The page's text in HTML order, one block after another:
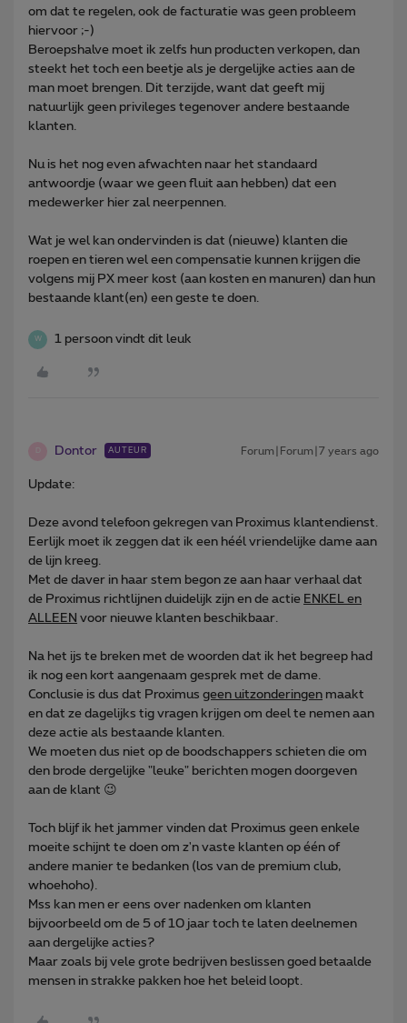
om dat te regelen, ook de facturatie was geen probleem
hiervoor ;-)
Beroepshalve moet ik zelfs hun producten verkopen, dan
steekt het toch een beetje als je dergelijke acties aan de
man moet brengen. Dit terzijde, want dat geeft mij
natuurlijk geen privileges tegenover andere bestaande
klanten.
Nu is het nog even afwachten naar het standaard
antwoordje (waar we geen fluit aan hebben) dat een
medewerker hier zal neerpennen.
Wat je wel kan ondervinden is dat (nieuwe) klanten die
roepen en tieren wel een compensatie kunnen krijgen die
volgens mij PX meer kost (aan kosten en manuren) dan hun
bestaande klant(en) een geste te doen.
W 1 persoon vindt dit leuk
Dontor AUTEUR Forum|Forum|7 years ago
Update:
Deze avond telefoon gekregen van Proximus klantendienst.
Eerlijk moet ik zeggen dat ik een héél vriendelijke dame aan
de lijn kreeg.
Met de daver in haar stem begon ze aan haar verhaal dat
de Proximus richtlijnen duidelijk zijn en de actie ENKEL en
ALLEEN voor nieuwe klanten beschikbaar.
Na het ijs te breken met de woorden dat ik het begreep had
ik nog een kort aangenaam gesprek met de dame.
Conclusie is dus dat Proximus geen uitzonderingen maakt
en dat ze dagelijks tig vragen krijgen om deel te nemen aan
deze actie als bestaande klanten.
We moeten dus niet op de boodschappers schieten die om
den brode dergelijke "leuke" berichten mogen doorgeven
aan de klant 😉
Toch blijf ik het jammer vinden dat Proximus geen enkele
moeite schijnt te doen om z'n vaste klanten op één of
andere manier te bedanken (los van de premium club,
whoehoho).
Mss kan men er eens over nadenken om klanten
bijvoorbeeld om de 5 of 10 jaar toch te laten deelnemen
aan dergelijke acties?
Maar zoals bij vele grote bedrijven beslissen goed betaalde
mensen in strakke pakken hoe het beleid loopt.